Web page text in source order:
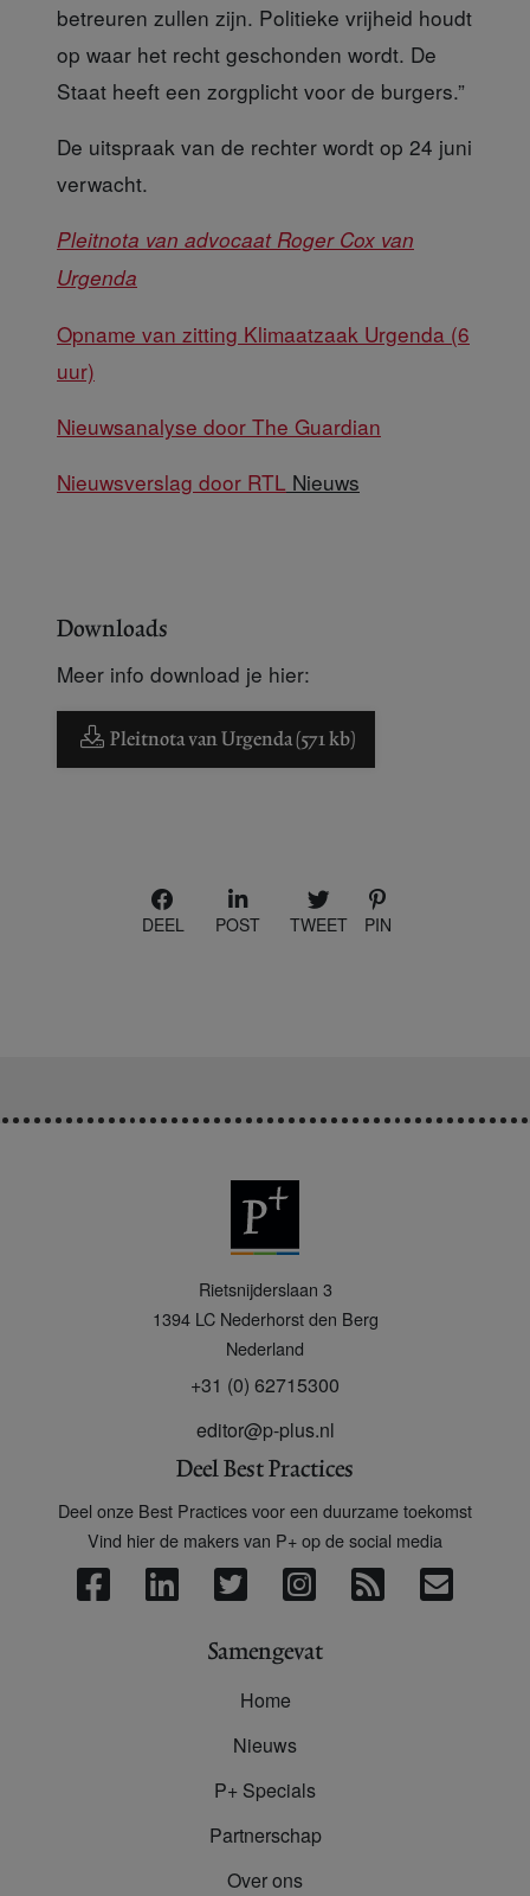
betreuren zullen zijn. Politieke vrijheid houdt
op waar het recht geschonden wordt. De
Staat heeft een zorgplicht voor de burgers.”
De uitspraak van de rechter wordt op 24 juni
verwacht.
Pleitnota van advocaat Roger Cox van
Urgenda
Opname van zitting Klimaatzaak Urgenda (6
uur)
Nieuwsanalyse door The Guardian
Nieuwsverslag door RTL Nieuws
Downloads
Meer info download je hier:
Pleitnota van Urgenda (571 kb)
DEEL POST TWEET PIN
Rietsnijderslaan 3
1394 LC Nederhorst den Berg
Nederland
+31 (0) 62715300
editor@p-plus.nl
Deel Best Practices
Deel onze Best Practices voor een duurzame toekomst
Vind hier de makers van P+ op de social media
Samengevat
Home
Nieuws
P+ Specials
Partnerschap
Over ons